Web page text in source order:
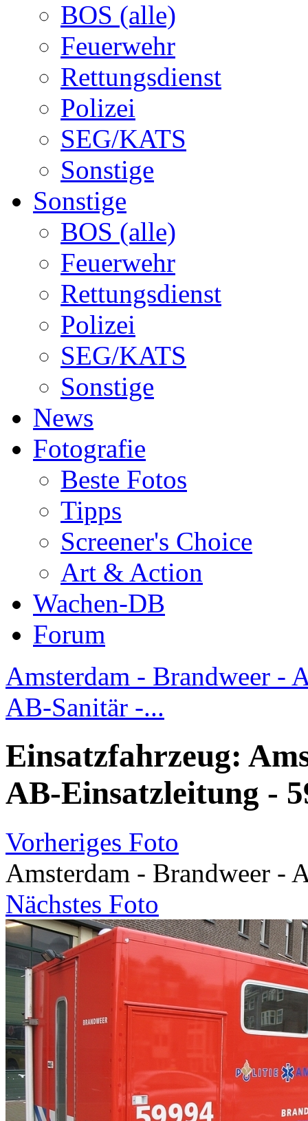
BOS (alle)
Feuerwehr
Rettungsdienst
Polizei
SEG/KATS
Sonstige
Sonstige
BOS (alle)
Feuerwehr
Rettungsdienst
Polizei
SEG/KATS
Sonstige
News
Fotografie
Beste Fotos
Tipps
Screener's Choice
Art & Action
Wachen-DB
Forum
Amsterdam - Brandweer -
AB-Sanitär -...
Einsatzfahrzeug:
AB-Einsatzleitung -
Vorheriges Foto
Amsterdam - Brandweer -
Nächstes Foto